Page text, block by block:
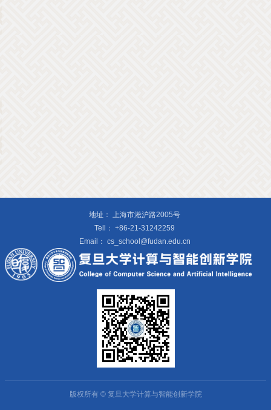
地址：
上海市淞沪路2005号
Tell： +86-21-31242259
Email： cs_school@fudan.edu.cn
版权所有 © 复旦大学计算与智能创新学院